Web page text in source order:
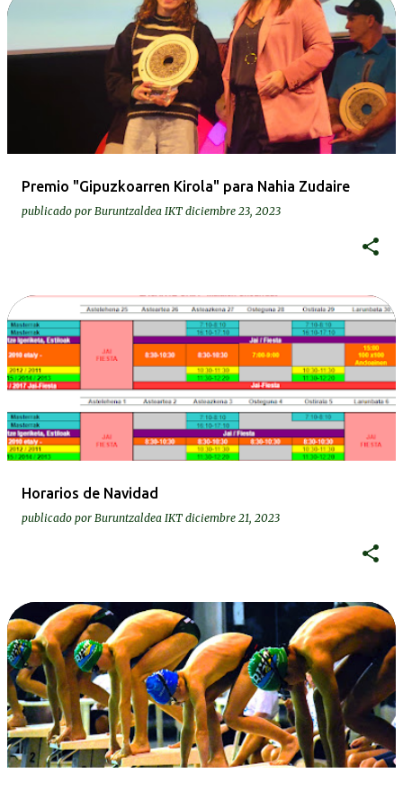
Premio "Gipuzkoarren Kirola" para Nahia Zudaire
publicado por Buruntzaldea IKT diciembre 23, 2023
Horarios de Navidad
publicado por Buruntzaldea IKT diciembre 21, 2023